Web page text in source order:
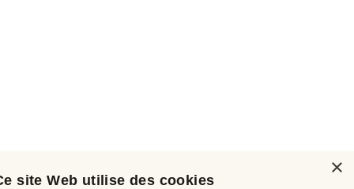
×
site Web utilise des cookies